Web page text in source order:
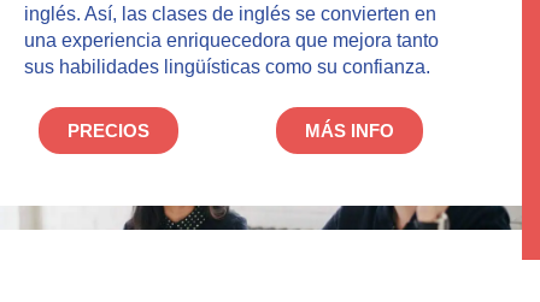
inglés. Así, las clases de inglés se convierten en
una experiencia enriquecedora que mejora tanto
sus habilidades lingüísticas como su confianza.
PRECIOS MÁS INFO